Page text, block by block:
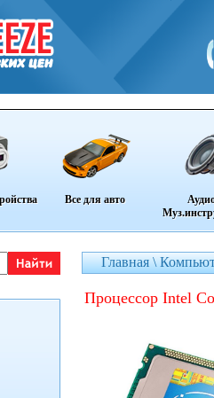
Все для авто
Главная \
Процессор Intel